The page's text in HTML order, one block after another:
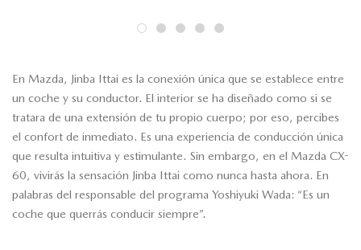
En Mazda, Jinba Ittai es la conexión única que se establece entre
un coche y su conductor. El interior se ha diseñado como si se
tratara de una extensión de tu propio cuerpo; por eso, percibes
el confort de inmediato. Es una experiencia de conducción única
que resulta intuitiva y estimulante. Sin embargo, en el Mazda CX-
60, vivirás la sensación Jinba Ittai como nunca hasta ahora. En
palabras del responsable del programa Yoshiyuki Wada: “Es un
coche que querrás conducir siempre”.